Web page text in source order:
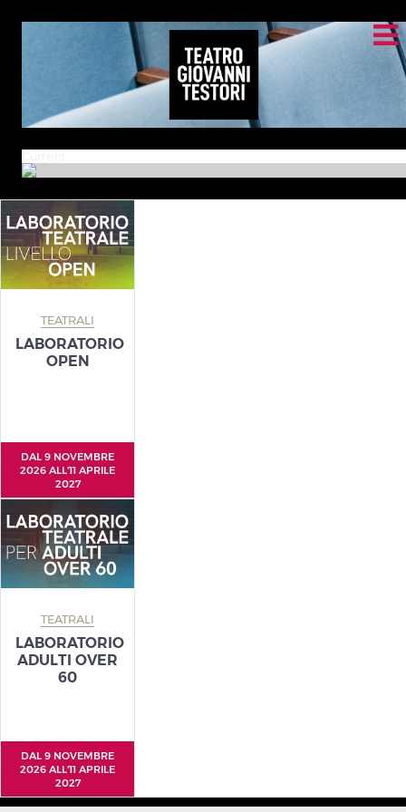
TEATRALI
LABORATORIO
OPEN
DAL 9 NOVEMBRE
2026 ALL'11 APRILE
2027
TEATRALI
LABORATORIO
ADULTI OVER
60
DAL 9 NOVEMBRE
2026 ALL'11 APRILE
2027